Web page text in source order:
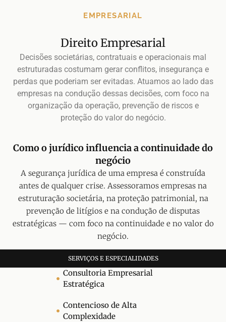
EMPRESARIAL
Direito Empresarial
Decisões societárias, contratuais e operacionais mal
estruturadas costumam gerar conflitos, insegurança e
perdas que poderiam ser evitadas. Atuamos ao lado das
empresas na condução dessas decisões, com foco na
organização da operação, prevenção de riscos e
proteção do valor do negócio.
Como o jurídico influencia a continuidade do
negócio
A segurança jurídica de uma empresa é construída
antes de qualquer crise. Assessoramos empresas na
estruturação societária, na proteção patrimonial, na
prevenção de litígios e na condução de disputas
estratégicas — com foco na continuidade e no valor do
negócio.
SERVIÇOS E ESPECIALIDADES
Consultoria Empresarial
Estratégica
Contencioso de Alta
Complexidade